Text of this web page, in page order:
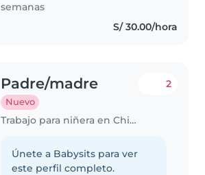
semanas
S/ 30.00/hora
Padre/madre
Nuevo
Trabajo para niñera en Chiclayo
2
Únete a Babysits para ver
este perfil completo.